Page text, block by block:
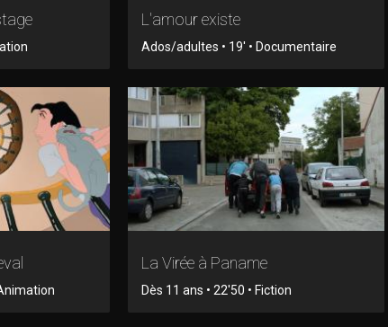
L'amour existe
Ados/adultes • 19' • Documentaire
La Virée à Paname
Dès 11 ans • 22'50 • Fiction